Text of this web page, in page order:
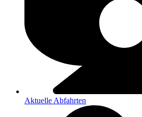
Aktuelle Abfahrten